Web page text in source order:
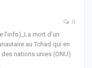
0
l'info)_La mort d'un
au Tchad qui en
nations unies (ONU)